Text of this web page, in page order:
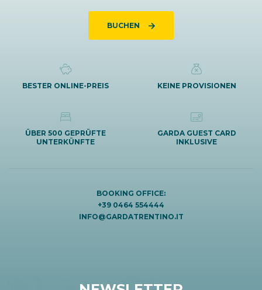
BUCHEN
BESTER ONLINE-PREIS KEINE PROVISIONEN
ÜBER 500 GEPRÜFTE
UNTERKÜNFTE
GARDA GUEST CARD
INKLUSIVE
BOOKING OFFICE:
+39 0464 554444
INFO@GARDATRENTINO.IT